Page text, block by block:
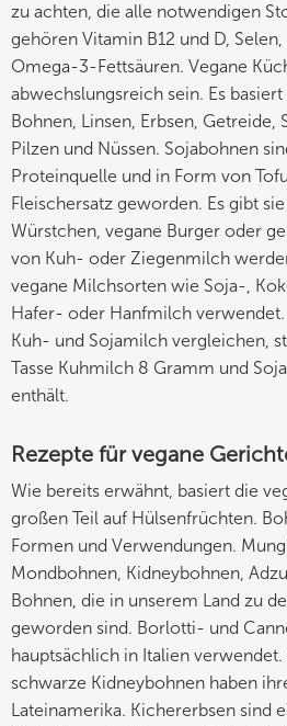
zu achten, die alle notwendigen
gehören Vitamin B12 und D,
Omega-3-Fettsäuren. Vegane
abwechslungsreich sein. Es
Bohnen, Linsen, Erbsen, Getreide,
Pilzen und Nüssen. Sojabohnen
Proteinquelle und in Form von
Fleischersatz geworden. Es gibt
Würstchen, vegane Burger oder
von Kuh- oder Ziegenmilch
vegane Milchsorten wie Soja-,
Hafer- oder Hanfmilch verwendet.
Kuh- und Sojamilch vergleichen,
Tasse Kuhmilch 8 Gramm und
enthält.
Rezepte für vegane
Wie bereits erwähnt, basiert die
großen Teil auf Hülsenfrüchten.
Formen und Verwendungen.
Mondbohnen, Kidneybohnen,
Bohnen, die in unserem Land zu
geworden sind. Borlotti- und
hauptsächlich in Italien
schwarze Kidneybohnen haben
Lateinamerika. Kichererbsen sind